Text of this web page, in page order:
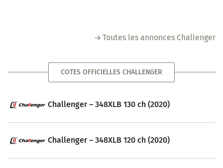
Toutes les annonces Challenger
COTES OFFICIELLES CHALLENGER
Challenger – 348XLB 130 ch (2020)
Challenger – 348XLB 120 ch (2020)